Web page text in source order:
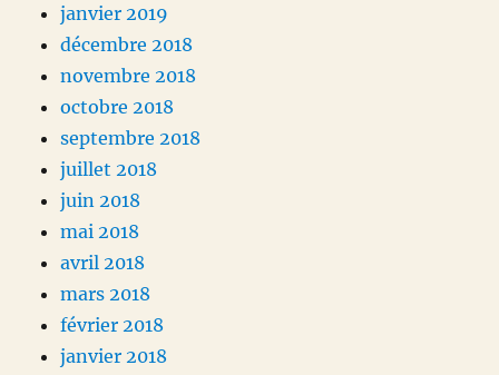
janvier 2019
décembre 2018
novembre 2018
octobre 2018
septembre 2018
juillet 2018
juin 2018
mai 2018
avril 2018
mars 2018
février 2018
janvier 2018